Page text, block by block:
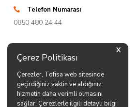
X
Çerez Politikası
Çerezler, Tofisa web sitesinde
geçirdiğiniz vaktin ve aldığınız
hizmetin daha verimli olmasını
sağlar. Çerezlerle ilgili detaylı bilgi
Telefon Numarası
0850 480 24 44